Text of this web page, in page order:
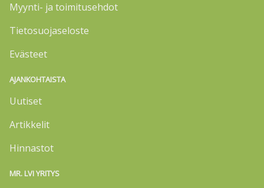
Myynti- ja toimitusehdot
Tietosuojaseloste
Evästeet
AJANKOHTAISTA
Uutiset
Artikkelit
Hinnastot
MR. LVI YRITYS